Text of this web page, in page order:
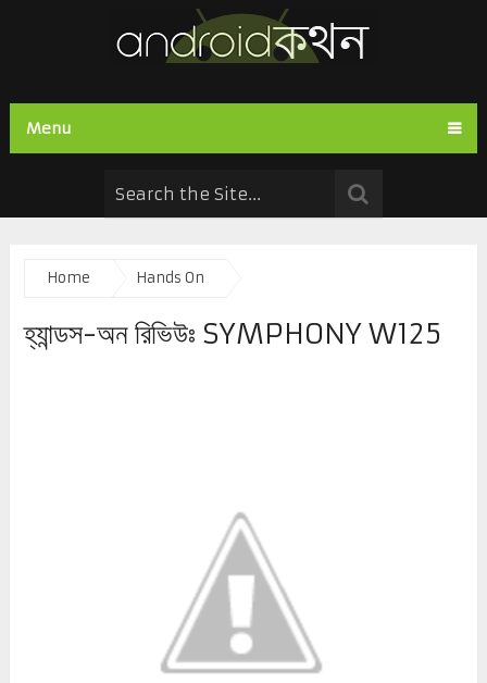
Menu
Home Hands On
হ্যান্ডস-অন রিভিউঃ SYMPHONY W125